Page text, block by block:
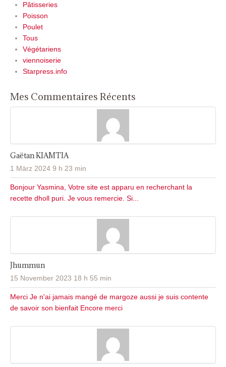
Pâtisseries
Poisson
Poulet
Tous
Végétariens
viennoiserie
Starpress.info
Mes Commentaires Récents
Gaëtan KIAMTIA
1 März 2024 9 h 23 min
Bonjour Yasmina, Votre site est apparu en recherchant la
recette dholl puri. Je vous remercie. Si...
Jhummun
15 November 2023 18 h 55 min
Merci Je n'ai jamais mangé de margoze aussi je suis contente
de savoir son bienfait Encore merci